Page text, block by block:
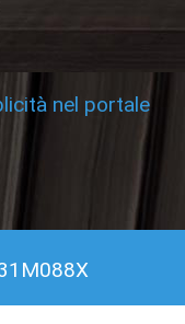
nel portale